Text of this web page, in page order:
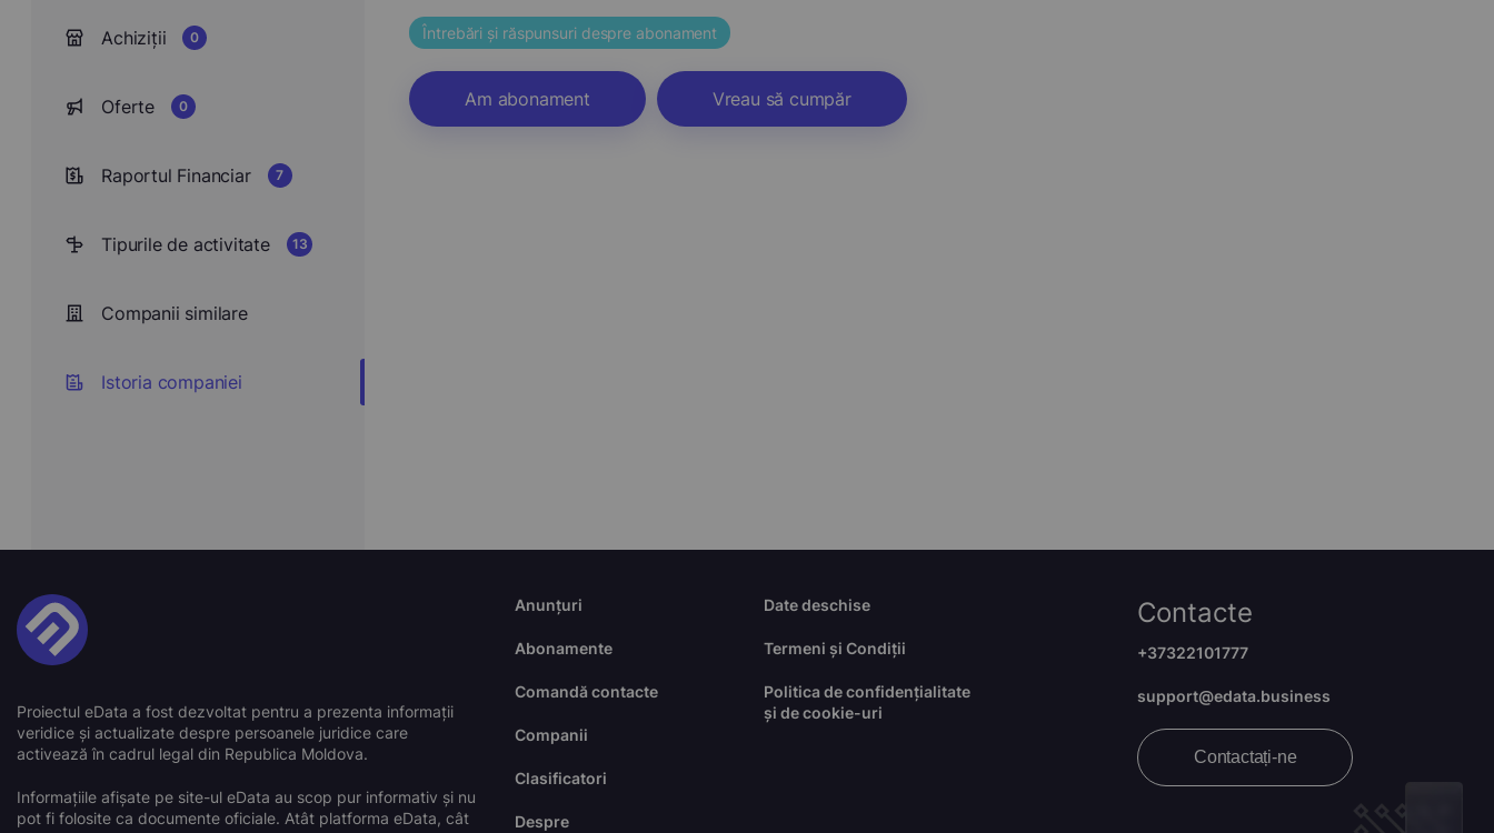
Achiziții 0
Oferte 0
Raportul Financiar 7
Tipurile de activitate 13
Companii similare
Istoria companiei
Întrebări și răspunsuri despre abonament
Am abonament Vreau să cumpăr
Proiectul eData a fost dezvoltat pentru a prezenta informații
veridice și actualizate despre persoanele juridice care
activează în cadrul legal din Republica Moldova.
Informațiile afișate pe site-ul eData au scop pur informativ și nu
pot fi folosite ca documente oficiale. Atât platforma eData, cât
Anunțuri
Abonamente
Comandă contacte
Companii
Clasificatori
Despre
Date deschise
Termeni și Condiții
Politica de confidențialitate
și de cookie-uri
Contacte
+37322101777
support@edata.business
Contactați-ne